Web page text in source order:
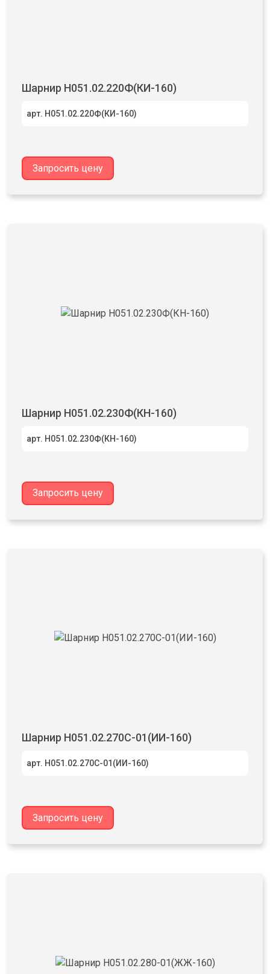
Шарнир Н051.02.220Ф(КИ-160)
арт. Н051.02.220Ф(КИ-160)
Запросить цену
Шарнир Н051.02.230Ф(КН-160)
арт. Н051.02.230Ф(КН-160)
Запросить цену
Шарнир Н051.02.270С-01(ИИ-160)
арт. Н051.02.270С-01(ИИ-160)
Запросить цену